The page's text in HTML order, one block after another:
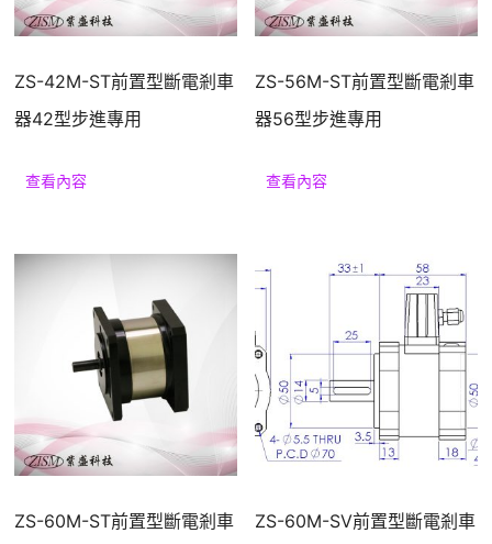
ZS-42M-ST前置型斷電剎車
器42型步進專用
查看內容
ZS-56M-ST前置型斷電剎車
器56型步進專用
查看內容
ZS-60M-ST前置型斷電剎車
ZS-60M-SV前置型斷電剎車